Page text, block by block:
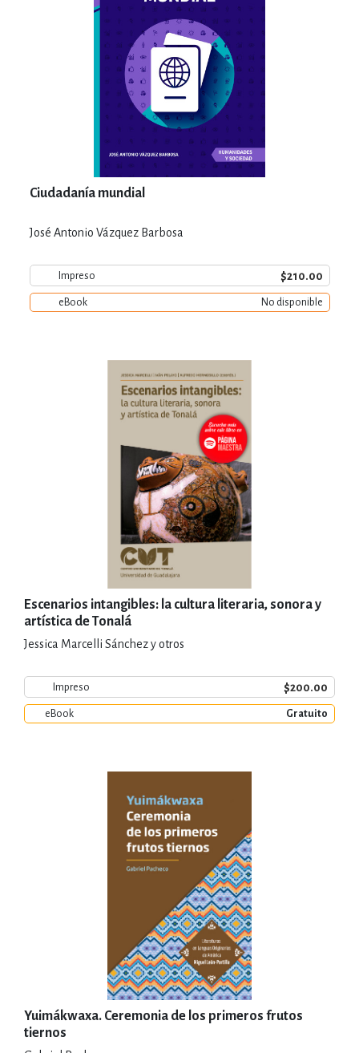
Ciudadanía mundial
José Antonio Vázquez Barbosa
Impreso $210.00
eBook No disponible
Escenarios intangibles: la cultura literaria, sonora y
artística de Tonalá
Jessica Marcelli Sánchez y otros
Impreso $200.00
eBook Gratuito
Yuimákwaxa. Ceremonia de los primeros frutos
tiernos